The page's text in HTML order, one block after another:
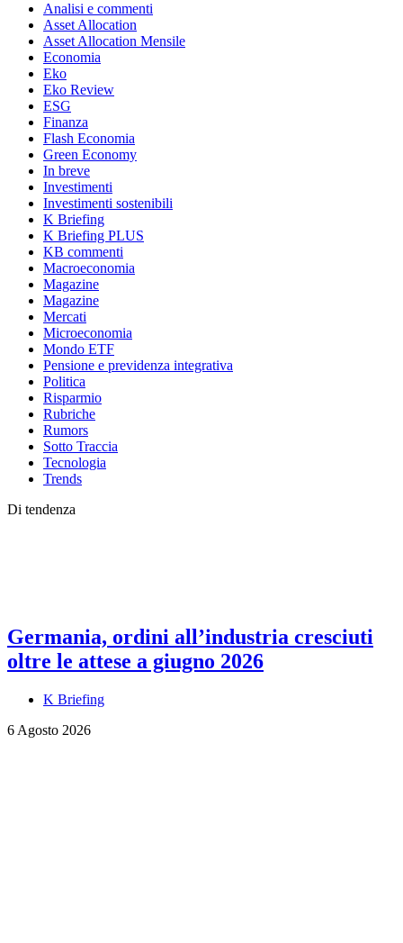
Analisi e commenti
Asset Allocation
Asset Allocation Mensile
Economia
Eko
Eko Review
ESG
Finanza
Flash Economia
Green Economy
In breve
Investimenti
Investimenti sostenibili
K Briefing
K Briefing PLUS
KB commenti
Macroeconomia
Magazine
Magazine
Mercati
Microeconomia
Mondo ETF
Pensione e previdenza integrativa
Politica
Risparmio
Rubriche
Rumors
Sotto Traccia
Tecnologia
Trends
Di tendenza
Germania, ordini all’industria cresciuti
oltre le attese a giugno 2026
K Briefing
6 Agosto 2026